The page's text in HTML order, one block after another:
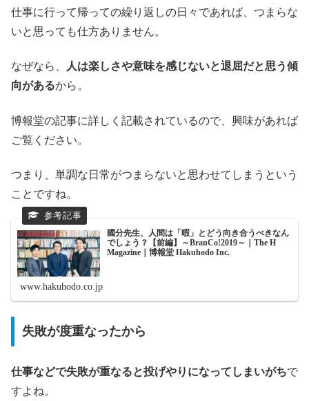
仕事に行って帰っての繰り返しの日々であれば、つまらな
いと思っても仕方ありません。
なぜなら、
人は楽しさや意味を感じないと退屈だと思う傾
向があるから。
博報堂の記事に詳しく記載されているので、興味があれば
ご覧ください。
つまり、単調な日常がつまらないと思わせてしまうという
ことですね。
國分先生、人間は「暇」とどう向き合うべきなん
でしょう？【前編】～BranCo!2019～｜The H
Magazine｜博報堂 Hakuhodo Inc.
www.hakuhodo.co.jp
失敗が度重なったから
仕事などで失敗が重なると投げやりになってしまいがちで
すよね。